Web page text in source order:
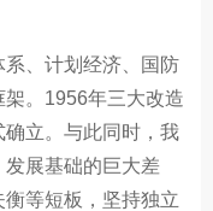
、计划经济、国防
。1956年三大改造
立。与此同时，我
展基础的巨大差
等短板，坚持独立